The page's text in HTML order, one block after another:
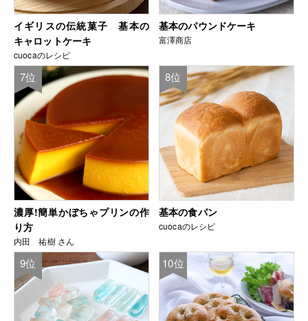
イギリスの伝統菓子 基本の
キャロットケーキ
cuocaのレシピ
基本のパウンドケーキ
富澤商店
7位
濃厚!簡単かぼちゃプリンの作
り方
内田 祐樹 さん
8位
基本の食パン
cuocaのレシピ
9位 10位